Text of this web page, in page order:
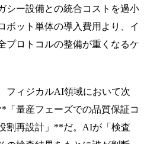
シー設備との統合コストを過小
ボット単体の導入費用より、イ
プロトコルの整備が重くなるケ
フィジカルAI領域において次
「量産フェーズでの品質保証コ
割再設計」**だ。AIが「検査